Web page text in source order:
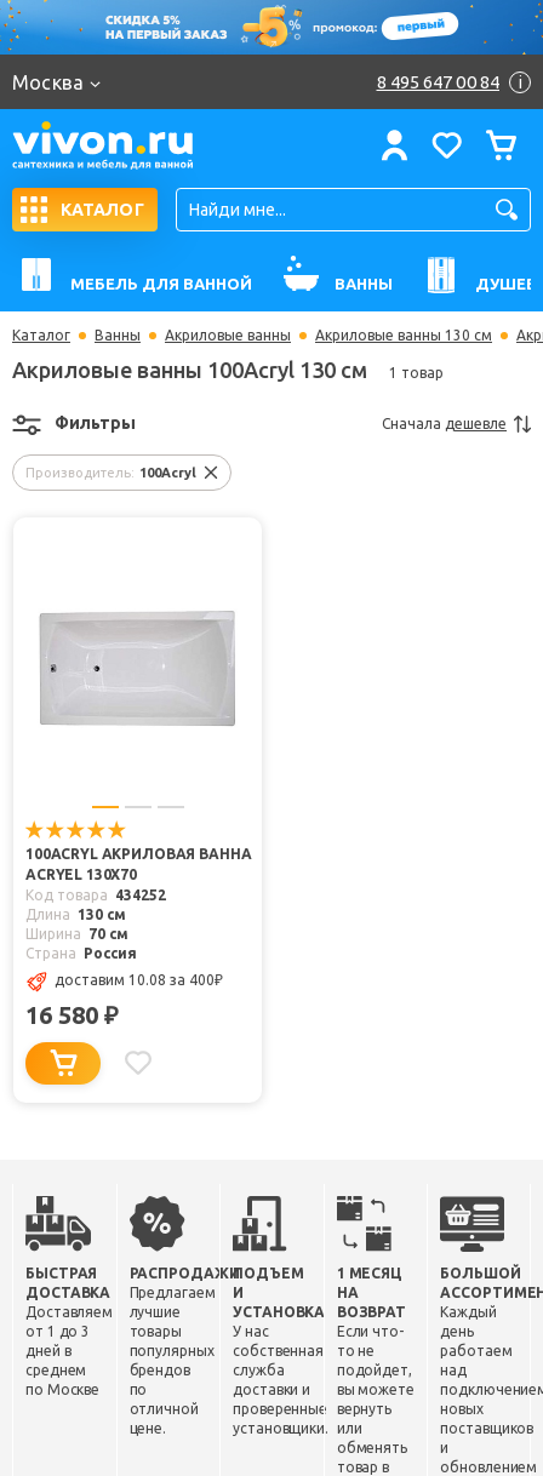
Москва 8 495 647 00 84 i
КАТАЛОГ
МЕБЕЛЬ ДЛЯ ВАННОЙ ВАННЫ
Каталог Ванны Акриловые ванны Акриловые ванны 130 см
Акриловые ванны 100Acryl 130 см 1 товар
Производитель: 100Acryl
Фильтры Сначала дешевле
100ACRYL АКРИЛОВАЯ ВАННА
ACRYEL 130X70
Код товара
434252
Длина
130 см
Ширина
70 см
Страна
Россия
доставим 10.08 за 400₽
16 580 ₽
БЫСТРАЯ
ДОСТАВКА
Доставляем
от 1 до 3
дней в
среднем
по Москве
РАСПРОДАЖИ
Предлагаем
лучшие
товары
популярных
брендов
по
отличной
цене.
ПОДЪЕМ
И
УСТАНОВКА
У нас
собственная
служба
доставки и
проверенные
установщики.
1 МЕСЯЦ
НА
ВОЗВРАТ
Если что-
то не
подойдет,
вы можете
вернуть
или
обменять
товар в
БОЛЬШОЙ
Каждый
день
работаем
над
новых
поставщиков
и
обновлением